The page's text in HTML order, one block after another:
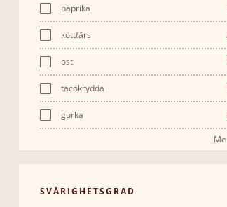
paprika
köttfärs
ost
tacokrydda
gurka
SVÅRIGHETSGRAD